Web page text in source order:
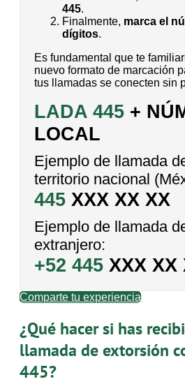
445.
Finalmente, marca el
dígitos.
Es fundamental que te
nuevo formato de marcación
tus llamadas se conecten sin
LADA 445 +
LOCAL
Ejemplo de llamada
territorio nacional
445 XXX XX XX
Ejemplo de llamada
extranjero:
+52 445 XXX XX
Comparte tu experiencia
¿Qué hacer si has
llamada de extorsión
445?